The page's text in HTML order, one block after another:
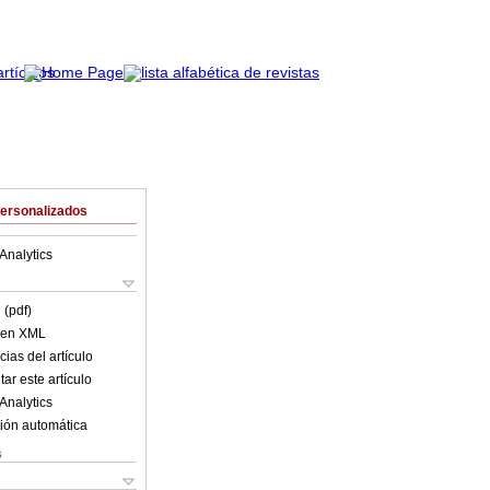
(pdf)
XML
del artículo
este artículo
automática